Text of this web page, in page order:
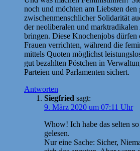
noch und möchten am Liebsten den
zwischenmenschlicher Solidarität
der neoliberalen und
bringen. Diese Knochenjobs dürfen
Frauen verrichten, während die
mittels Quoten möglichst
gut bezahlten Pöstchen in
Parteien und Parlamenten sichert.
Antworten
Siegfried sagt:
9. März 2020 um 07:11 Uhr
Whow! Ich habe das selten
gelesen.
Nur eine Sache: Sicher,